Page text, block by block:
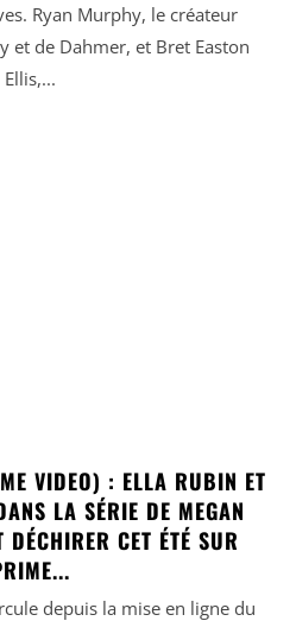
Ryan Murphy, le créateur
et de Dahmer, et Bret Easton
Ellis,...
VIDEO) : ELLA RUBIN ET
LA SÉRIE DE MEGAN
CET ÉTÉ SUR
depuis la mise en ligne du